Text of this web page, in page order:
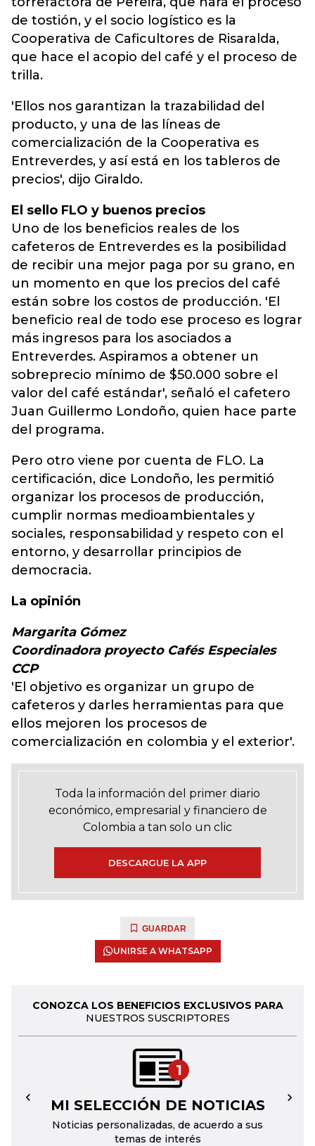
de tostión, y el socio logístico es la
Cooperativa de Caficultores de Risaralda,
que hace el acopio del café y el proceso de
trilla.
'Ellos nos garantizan la trazabilidad del
producto, y una de las líneas de
comercialización de la Cooperativa es
Entreverdes, y así está en los tableros de
precios', dijo Giraldo.
El sello FLO y buenos precios
Uno de los beneficios reales de los
cafeteros de Entreverdes es la posibilidad
de recibir una mejor paga por su grano, en
un momento en que los precios del café
están sobre los costos de producción. 'El
beneficio real de todo ese proceso es lograr
más ingresos para los asociados a
Entreverdes. Aspiramos a obtener un
sobreprecio mínimo de $50.000 sobre el
valor del café estándar', señaló el cafetero
Juan Guillermo Londoño, quien hace parte
del programa.
Pero otro viene por cuenta de FLO. La
certificación, dice Londoño, les permitió
organizar los procesos de producción,
cumplir normas medioambientales y
sociales, responsabilidad y respeto con el
entorno, y desarrollar principios de
democracia.
La opinión
Margarita Gómez
Coordinadora proyecto Cafés Especiales
CCP
'El objetivo es organizar un grupo de
cafeteros y darles herramientas para que
ellos mejoren los procesos de
comercialización en colombia y el exterior'.
Toda la información del primer diario
económico, empresarial y financiero de
Colombia a tan solo un clic
DESCARGUE LA APP
GUARDAR
UNIRSE A WHATSAPP
CONOZCA LOS BENEFICIOS EXCLUSIVOS PARA
NUESTROS SUSCRIPTORES
1
MI SELECCIÓN DE NOTICIAS
Noticias personalizadas, de acuerdo a sus
temas de interés
← →